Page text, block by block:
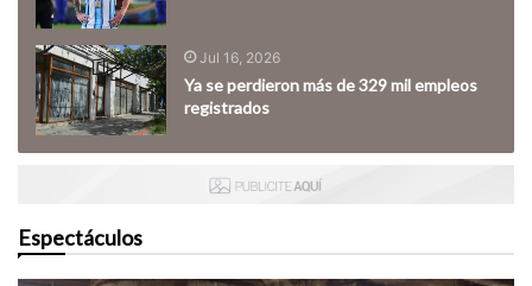
Jul 16, 2026
Ya se perdieron más de 329 mil empleos
registrados
Espectáculos